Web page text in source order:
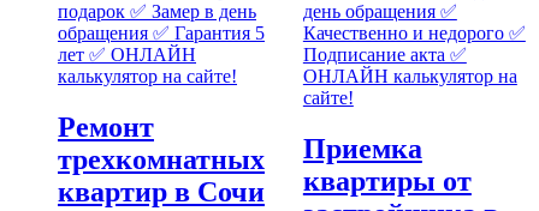
Ремонт
трехкомнатных
квартир в Сочи
Приемка
квартиры от